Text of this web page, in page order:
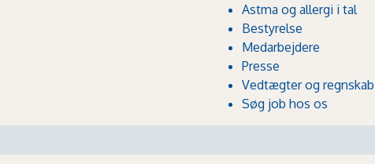
Astma og allergi i tal
Bestyrelse
Medarbejdere
Presse
Vedtægter og regnskab
Søg job hos os